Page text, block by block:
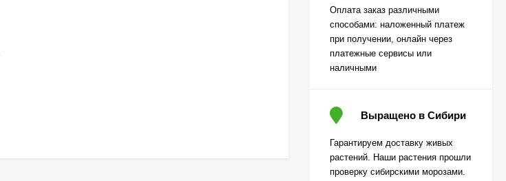
Огурец Корюшка
[Семена алтая]
450₽
310₽
колос английская
[Семена алтая]
130₽
Оплата заказ различными
способами: наложенный платеж
при получении, онлайн через
платежные сервисы или
наличными
Выращено в Сибири
Гарантируем доставку живых
растений. Наши растения прошли
проверку сибирскими морозами.